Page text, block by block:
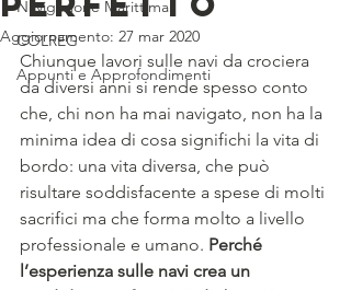
Navigazione Marittima
COLREG
Appunti e Approfondimenti
Aggiornamento: 27 mar 2020
Chiunque lavori sulle navi da crociera
da diversi anni si rende spesso conto
che, chi non ha mai navigato, non ha la
minima idea di cosa significhi la vita di
bordo: una vita diversa, che può
risultare soddisfacente a spese di molti
sacrifici ma che forma molto a livello
professionale e umano. Perché
l’esperienza sulle navi crea un